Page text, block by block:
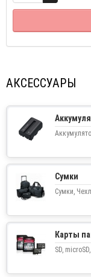
АКСЕССУАРЫ
Сумки
Сумки,
Карты
SD,